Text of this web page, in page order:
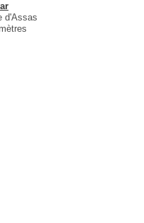
d'Assas